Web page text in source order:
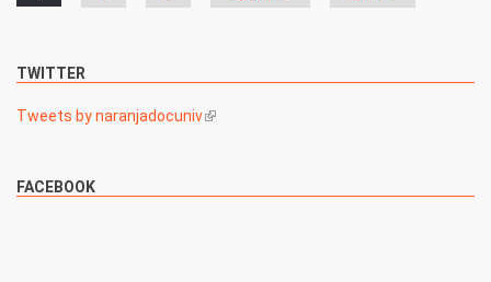
TWITTER
Tweets by naranjadocuniv(link is external)
FACEBOOK